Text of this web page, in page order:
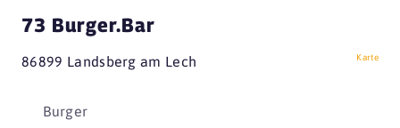
73 Burger.Bar
86899 Landsberg am Lech Karte
Burger